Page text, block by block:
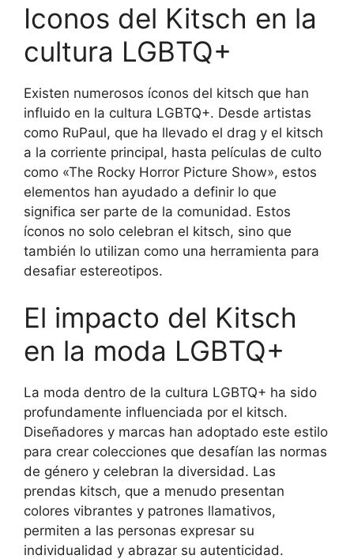
Iconos del Kitsch en la
cultura LGBTQ+
Existen numerosos íconos del kitsch que han
influido en la cultura LGBTQ+. Desde artistas
como RuPaul, que ha llevado el drag y el kitsch
a la corriente principal, hasta películas de culto
como «The Rocky Horror Picture Show», estos
elementos han ayudado a definir lo que
significa ser parte de la comunidad. Estos
íconos no solo celebran el kitsch, sino que
también lo utilizan como una herramienta para
desafiar estereotipos.
El impacto del Kitsch
en la moda LGBTQ+
La moda dentro de la cultura LGBTQ+ ha sido
profundamente influenciada por el kitsch.
Diseñadores y marcas han adoptado este estilo
para crear colecciones que desafían las normas
de género y celebran la diversidad. Las
prendas kitsch, que a menudo presentan
colores vibrantes y patrones llamativos,
permiten a las personas expresar su
individualidad y abrazar su autenticidad.